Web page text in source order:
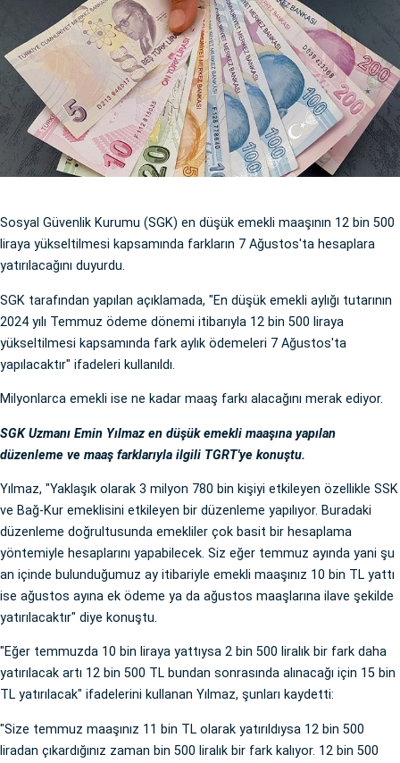
Sosyal Güvenlik Kurumu (SGK) en düşük emekli maaşının 12 bin 500
liraya yükseltilmesi kapsamında farkların 7 Ağustos'ta hesaplara
yatırılacağını duyurdu.
SGK tarafından yapılan açıklamada, "En düşük emekli aylığı tutarının
2024 yılı Temmuz ödeme dönemi itibarıyla 12 bin 500 liraya
yükseltilmesi kapsamında fark aylık ödemeleri 7 Ağustos'ta
yapılacaktır" ifadeleri kullanıldı.
Milyonlarca emekli ise ne kadar maaş farkı alacağını merak ediyor.
SGK Uzmanı Emin Yılmaz en düşük emekli maaşına yapılan
düzenleme ve maaş farklarıyla ilgili TGRT'ye konuştu.
Yılmaz, "Yaklaşık olarak 3 milyon 780 bin kişiyi etkileyen özellikle SSK
ve Bağ-Kur emeklisini etkileyen bir düzenleme yapılıyor. Buradaki
düzenleme doğrultusunda emekliler çok basit bir hesaplama
yöntemiyle hesaplarını yapabilecek. Siz eğer temmuz ayında yani şu
an içinde bulunduğumuz ay itibariyle emekli maaşınız 10 bin TL yattı
ise ağustos ayına ek ödeme ya da ağustos maaşlarına ilave şekilde
yatırılacaktır" diye konuştu.
"Eğer temmuzda 10 bin liraya yattıysa 2 bin 500 liralık bir fark daha
yatırılacak artı 12 bin 500 TL bundan sonrasında alınacağı için 15 bin
TL yatırılacak" ifadelerini kullanan Yılmaz, şunları kaydetti:
"Size temmuz maaşınız 11 bin TL olarak yatırıldıysa 12 bin 500
liradan çıkardığınız zaman bin 500 liralık bir fark kalıyor. 12 bin 500